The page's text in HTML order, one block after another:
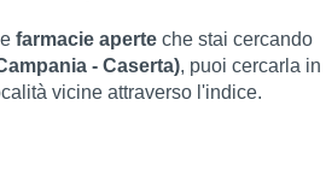
farmacie aperte che stai cercando
- Caserta), puoi cercarla in
vicine attraverso l'indice.